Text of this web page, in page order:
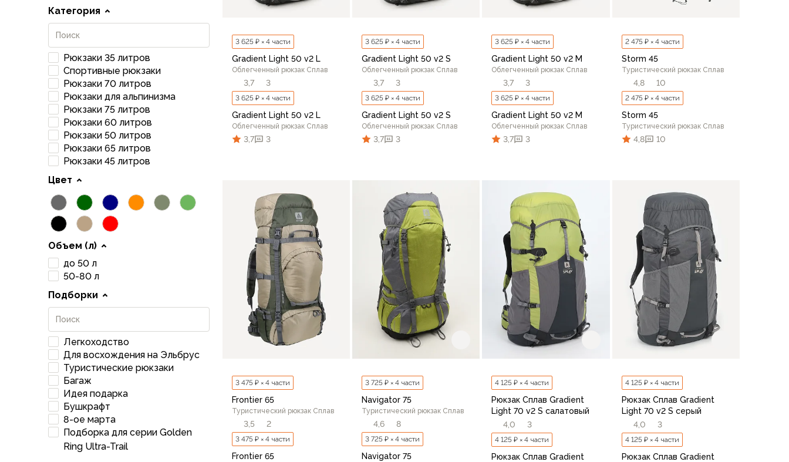
Термобелье
Термофутболки
Термокальсоны
Термотрусы
Комбинезоны, изотермики
Футболки, лонгсливы
Рубашки
Толстовки, худи
Нижнее белье
Спелеокомбинезоны
Женская одежда
Куртки
Мембранные куртки
Флисовые куртки
Беговые и спортивные
Пончо и дождевики
Пуховые куртки
Куртки с синтетическим утеплителем
Жилеты
Брюки
Мембранные брюки
Брюки софтшелл и ветрозащита
Брюки с синтетическим утеплителем
Флисовые брюки
Беговые и спортивные
Шорты
Термобелье
Термофутболки
Термолеггинсы
Термотрусы
Толстовки, худи
Категория
Рюкзаки 35 литров
Спортивные рюкзаки
Рюкзаки 70 литров
Рюкзаки для альпинизма
Рюкзаки 75 литров
Рюкзаки 60 литров
Рюкзаки 50 литров
Рюкзаки 65 литров
Рюкзаки 45 литров
Цвет
Объем (л)
до 50 л
50-80 л
Подборки
Легкоходство
Для восхождения на Эльбрус
Туристические рюкзаки
Багаж
Идея подарка
Бушкрафт
8-ое марта
Подборка для серии Golden
Ring Ultra-Trail
3 625 ₽ × 4 части
Gradient Light 50 v2 L
Облегченный рюкзак Сплав
3,7 3
3 625 ₽ × 4 части
Gradient Light 50 v2 L
Облегченный рюкзак Сплав
3,7 3
В корзину
3 625 ₽ × 4 части
Gradient Light 50 v2 S
Облегченный рюкзак Сплав
3,7 3
3 625 ₽ × 4 части
Gradient Light 50 v2 S
Облегченный рюкзак Сплав
3,7 3
В корзину
3 625 ₽ × 4 части
Gradient Light 50 v2 M
Облегченный рюкзак Сплав
3,7 3
3 625 ₽ × 4 части
Gradient Light 50 v2 M
Облегченный рюкзак Сплав
3,7 3
2 475 ₽ × 4 части
Storm 45
Туристический рюкзак Сплав
4,8 10
2 475 ₽ × 4 части
Storm 45
Туристический рюкзак Сплав
4,8 10
В корзину
3 475 ₽ × 4 части
Frontier 65
Туристический рюкзак Сплав
3,5 2
3 475 ₽ × 4 части
Frontier 65
3 725 ₽ × 4 части
Navigator 75
Туристический рюкзак Сплав
4,6 8
3 725 ₽ × 4 части
Navigator 75
4 125 ₽ × 4 части
Рюкзак Сплав Gradient
Light 70 v2 S салатовый
4,0
3
4 125 ₽ × 4 части
Рюкзак Сплав Gradient
4 125 ₽ × 4 части
Рюкзак Сплав Gradient
Light 70 v2 S серый
4,0
3
4 125 ₽ × 4 части
Рюкзак Сплав Gradient